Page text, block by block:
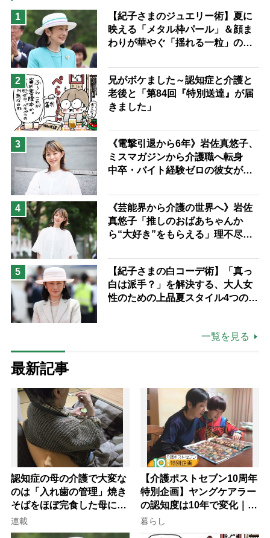
猫が母になつきません
息子の遠距離介護サバイバル術
兄がボケました
予防法
1
【紀子さまのジュエリー術】夏に
映える「メタル枠パール」＆顔ま
わりが華やぐ「揺れる一粒」の使
2
兄がボケました～認知症と介護と
老後と「第84回『特別送達』が届
きました」
3
《電撃引退から6年》岩佐真悠子、
ミスマガジンから介護職へ転身
中卒・バイト経験ゼロの彼女が見
ながら自分らしくいられる」
4
《芸能界から介護の世界へ》岩佐
真悠子「推しのおばあちゃんか
ら“大好き”をもらえる」理不尽さ
場は「愛おしい」
5
【紀子さまの白コーデ術】「真っ
白は派手？」を解決する、大人女
性のための上品夏スタイル4つのコ
一覧を見る
最新記事
認知症の母の介護で大変な
のは「入れ歯の管理」焼き
そばをほぼ完食した母に息
子が血の気が引いた理由
連載
【介護ポストセブン10周年
特別企画】ヤングケアラー
の認知度は10年で変化｜流
行語大賞にノミネート、法
律にも明記されたが果たし
暮らし